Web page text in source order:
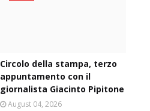
Circolo della stampa, terzo
appuntamento con il
giornalista Giacinto Pipitone
August 04, 2026